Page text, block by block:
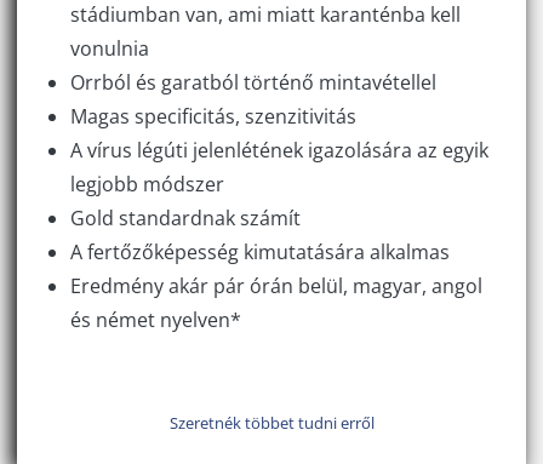
stádiumban van, ami miatt karanténba kell
vonulnia
Orrból és garatból történő mintavétellel
Magas specificitás, szenzitivitás
A vírus légúti jelenlétének igazolására az egyik
legjobb módszer
Gold standardnak számít
A fertőzőképesség kimutatására alkalmas
Eredmény akár pár órán belül, magyar, angol
és német nyelven*
Szeretnék többet tudni erről